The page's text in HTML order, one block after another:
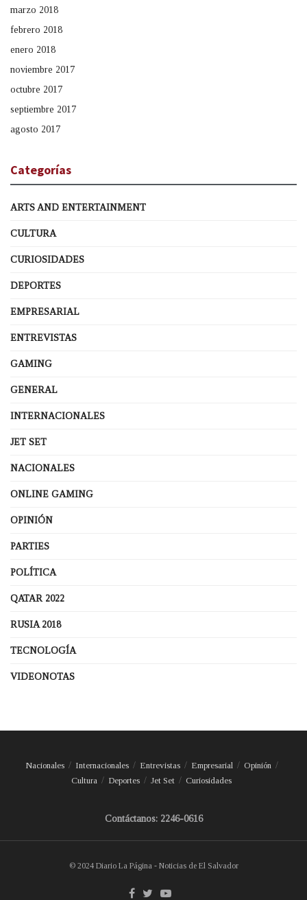
marzo 2018
febrero 2018
enero 2018
noviembre 2017
octubre 2017
septiembre 2017
agosto 2017
Categorías
ARTS AND ENTERTAINMENT
CULTURA
CURIOSIDADES
DEPORTES
EMPRESARIAL
ENTREVISTAS
GAMING
GENERAL
INTERNACIONALES
JET SET
NACIONALES
ONLINE GAMING
OPINIÓN
PARTIES
POLÍTICA
QATAR 2022
RUSIA 2018
TECNOLOGÍA
VIDEONOTAS
Nacionales Internacionales Entrevistas Empresarial
Opinión
Cultura
Deportes Jet Set Curiosidades
Contáctanos: 2246-0616
© 2024 Diario La Página - Noticias de El Salvador